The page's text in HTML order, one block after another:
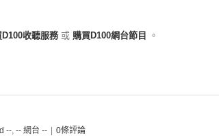
D100收聽服務 或 購買D100網台節目 。
--, -- 網台 -- 0條評論